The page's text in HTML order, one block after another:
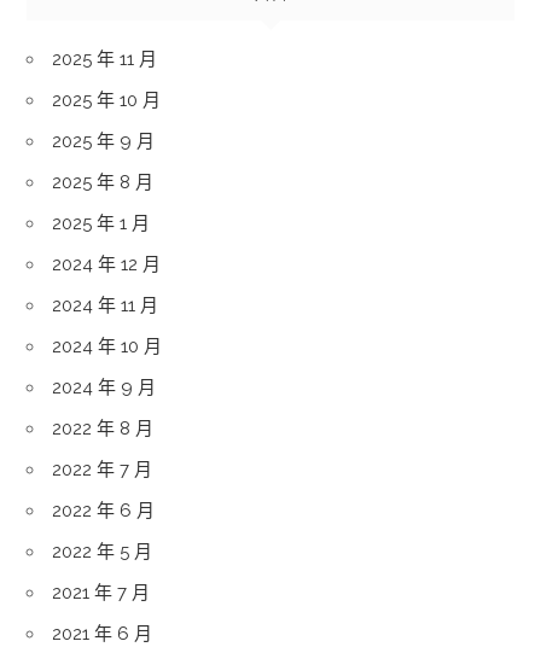
2025 年 11 月
2025 年 10 月
2025 年 9 月
2025 年 8 月
2025 年 1 月
2024 年 12 月
2024 年 11 月
2024 年 10 月
2024 年 9 月
2022 年 8 月
2022 年 7 月
2022 年 6 月
2022 年 5 月
2021 年 7 月
2021 年 6 月